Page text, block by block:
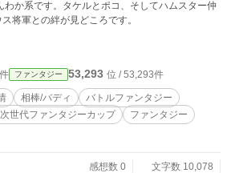
将軍との絆が見どころです。
ファンタジー 53,293 位 / 53,293件
相棒/バディ
バトルファンタジー
世代ファンタジーカップ
ファンタジー
感想数 0
文字数 10,078